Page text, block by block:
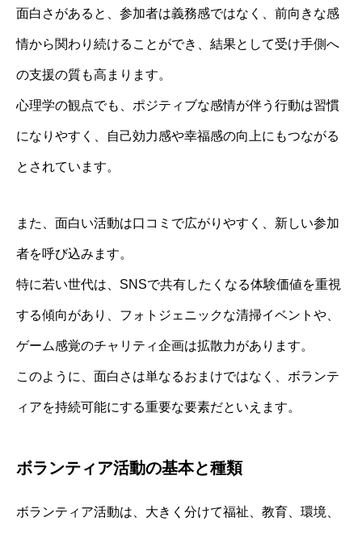
面白さがあると、参加者は義務感ではなく、前向きな感
情から関わり続けることができ、結果として受け手側へ
の支援の質も高まります。
心理学の観点でも、ポジティブな感情が伴う行動は習慣
になりやすく、自己効力感や幸福感の向上にもつながる
とされています。
また、面白い活動は口コミで広がりやすく、新しい参加
者を呼び込みます。
特に若い世代は、SNSで共有したくなる体験価値を重視
する傾向があり、フォトジェニックな清掃イベントや、
ゲーム感覚のチャリティ企画は拡散力があります。
このように、面白さは単なるおまけではなく、ボランテ
ィアを持続可能にする重要な要素だといえます。
ボランティア活動の基本と種類
ボランティア活動は、大きく分けて福祉、教育、環境、